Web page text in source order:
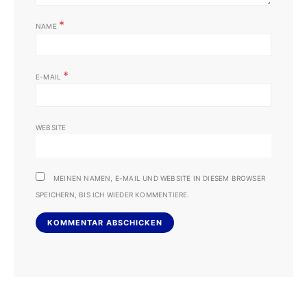
NAME *
E-MAIL *
WEBSITE
MEINEN NAMEN, E-MAIL UND WEBSITE IN DIESEM BROWSER
SPEICHERN, BIS ICH WIEDER KOMMENTIERE.